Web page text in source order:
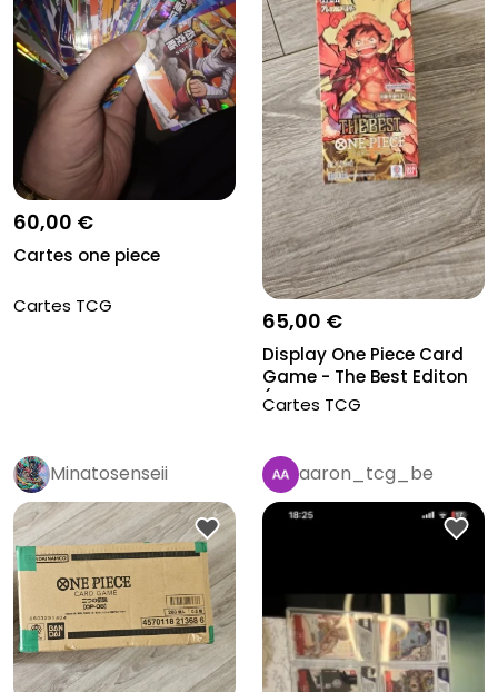
60,00 €
Cartes one piece
Cartes TCG
65,00 €
Display One Piece Card
Game - The Best Editon
(PRB...
Cartes TCG
Minatosenseii aaron_tcg_be